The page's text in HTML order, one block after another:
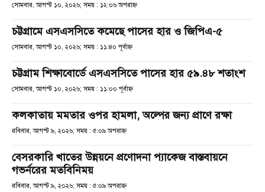
সোমবার, আগস্ট ১০, ২০২৬; সময় : ১২:০৬ অপরাহ্ণ
চট্টগ্রামে এসএসসিতে কমেছে পাসের হার ও জিপিএ-৫
সোমবার, আগস্ট ১০, ২০২৬; সময় : ১১:৪০ পূর্বাহ্ণ
চট্টগ্রাম শিক্ষাবোর্ডে এসএসসিতে পাসের হার ৫৯.৪৮ শতাংশ
সোমবার, আগস্ট ১০, ২০২৬; সময় : ১১:০০ পূর্বাহ্ণ
কলকাতায় মমতার ওপর হামলা, অল্পের জন্য প্রাণে রক্ষা
রবিবার, আগস্ট ৯, ২০২৬; সময় : ৫:০৯ অপরাহ্ণ
বেসরকারি খাতের উন্নয়নে প্রণোদনা প্যাকেজ বাস্তবায়নে
গভর্নরের মতবিনিময়
রবিবার, আগস্ট ৯, ২০২৬; সময় : ৫:০৯ অপরাহ্ণ